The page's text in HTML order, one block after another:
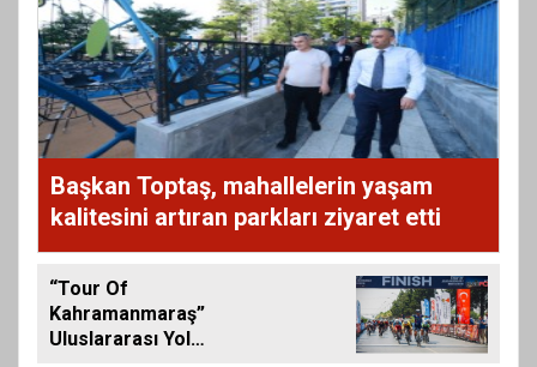
Başkan Toptaş, mahallelerin yaşam
kalitesini artıran parkları ziyaret etti
“Tour Of
Kahramanmaraş”
Uluslararası Yol